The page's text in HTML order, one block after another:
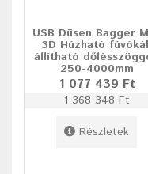
USB Düsen Bagger
3D Húzható
állítható
250-4000mm
1 077 439 Ft
1 368 348 Ft
Részletek